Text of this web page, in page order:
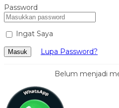
Password
Ingat Saya
Masuk Lupa Password?
Belum menjadi